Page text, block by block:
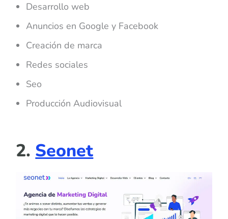
Desarrollo web
Anuncios en Google y Facebook
Creación de marca
Redes sociales
Seo
Producción Audiovisual
2. Seonet